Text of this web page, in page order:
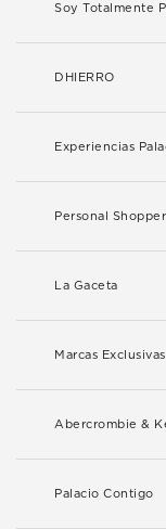
Soy Totalmente
DHIERRO
Experiencias
Personal Shopper
La Gaceta
Marcas Exclusivas
Abercrombie &
Palacio Contigo